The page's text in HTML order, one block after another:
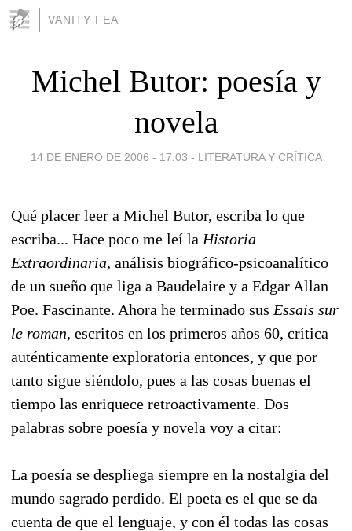
VANITY FEA
Michel Butor: poesía y
novela
14 DE ENERO DE 2006 - 17:03 - LITERATURA Y CRÍTICA
Qué placer leer a Michel Butor, escriba lo que
escriba... Hace poco me leí la Historia
Extraordinaria, análisis biográfico-psicoanalítico
de un sueño que liga a Baudelaire y a Edgar Allan
Poe. Fascinante. Ahora he terminado sus Essais sur
le roman, escritos en los primeros años 60, crítica
auténticamente exploratoria entonces, y que por
tanto sigue siéndolo, pues a las cosas buenas el
tiempo las enriquece retroactivamente. Dos
palabras sobre poesía y novela voy a citar:
La poesía se despliega siempre en la nostalgia del
mundo sagrado perdido. El poeta es el que se da
cuenta de que el lenguaje, y con él todas las cosas